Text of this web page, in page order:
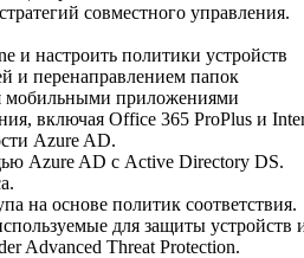
совместного управления.
и настроить политики устройств
и перенаправлением папок
мобильными приложениями
включая Office 365 ProPlus и
Azure AD.
Azure AD с Active Directory DS.
на основе политик соответствия.
для защиты устройств
Advanced Threat Protection.